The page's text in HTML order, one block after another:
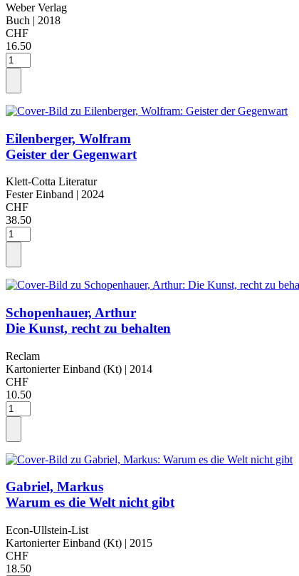
Weber Verlag
Buch | 2018
CHF
16.50
Eilenberger, Wolfram
Geister der Gegenwart
Klett-Cotta Literatur
Fester Einband | 2024
CHF
38.50
Schopenhauer, Arthur
Die Kunst, recht zu behalten
Reclam
Kartonierter Einband (Kt) | 2014
CHF
10.50
Gabriel, Markus
Warum es die Welt nicht gibt
Econ-Ullstein-List
Kartonierter Einband (Kt) | 2015
CHF
18.50